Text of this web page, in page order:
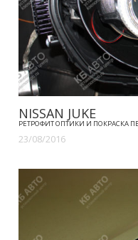
NISSAN JUKE
РЕТРОФИТ ОПТИКИ И ПОКРАСКА
23/08/2016